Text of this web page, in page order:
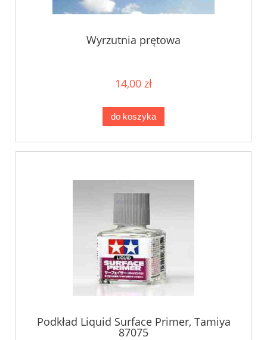
Wyrzutnia prętowa
14,00 zł
do koszyka
Podkład Liquid Surface Primer, Tamiya
87075